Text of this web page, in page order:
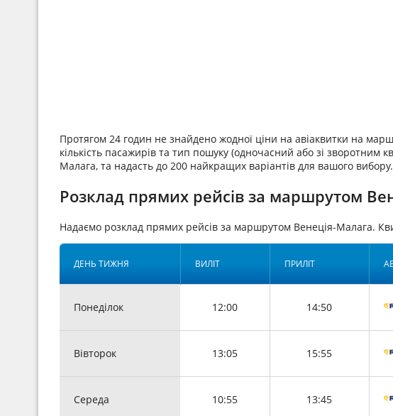
Протягом 24 годин не знайдено жодної ціни на авіаквитки на
кількість пасажирів та тип пошуку (одночасний або зі зворотним
Малага, та надасть до 200 найкращих варіантів для вашого вибору.
Розклад прямих рейсів за маршрутом
Надаємо розклад прямих рейсів за маршрутом Венеція-Малага.
ДЕНЬ ТИЖНЯ ВИЛІТ ПРИЛІТ
Понеділок 12:00 14:50
Вівторок 13:05 15:55
Середа 10:55 13:45